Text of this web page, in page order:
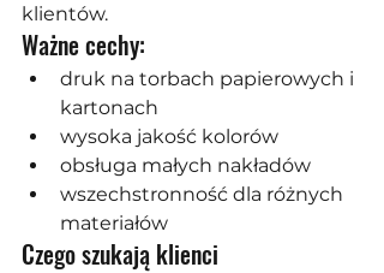
klientów.
Ważne cechy:
druk na torbach papierowych i
kartonach
wysoka jakość kolorów
obsługa małych nakładów
wszechstronność dla różnych
materiałów
Czego szukają klienci